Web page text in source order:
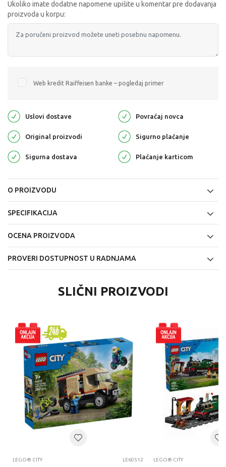
Ukoliko imate dodatne napomene upišite u komentar pre dodavanja
proizvoda u korpu:
Web kredit Raiffeisen banke – pogledaj primer
Uslovi dostave Povraćaj novca
Original proizvodi Sigurno plaćanje
Sigurna dostava Plaćanje karticom
O PROIZVODU
SPECIFIKACIJA
OCENA PROIZVODA
PROVERI DOSTUPNOST U RADNJAMA
SLIČNI PROIZVODI
LEGO® CITY LE60512 LEGO® CITY